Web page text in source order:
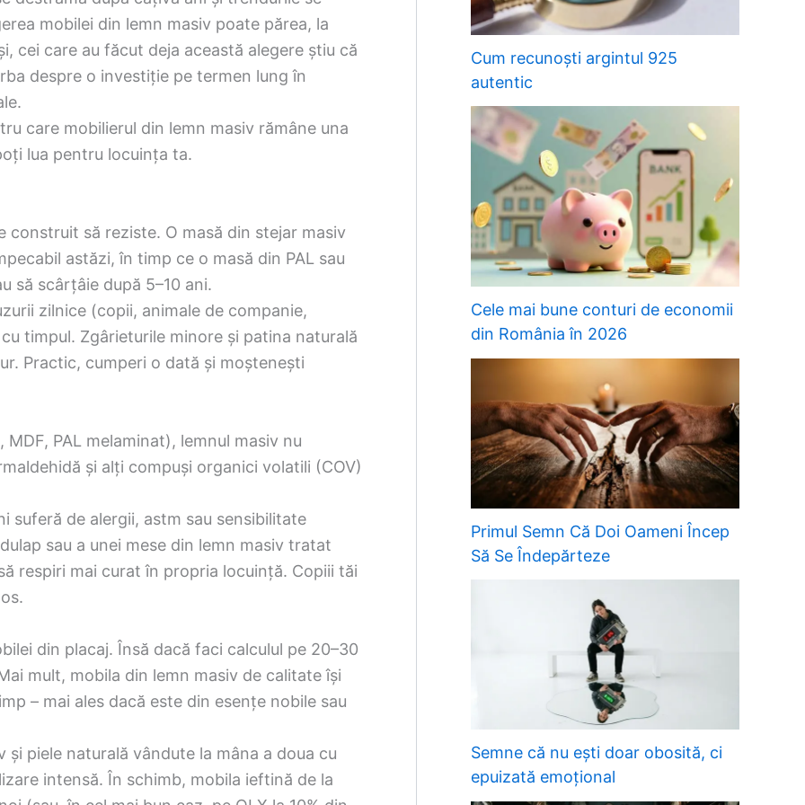
mobilei din lemn masiv poate părea, la
cei care au făcut deja această alegere știu că
despre o investiție pe termen lung în
care mobilierul din lemn masiv rămâne una
lua pentru locuința ta.
construit să reziste. O masă din stejar masiv
astăzi, în timp ce o masă din PAL sau
să scârțâie după 5–10 ani.
zilnice (copii, animale de companie,
timpul. Zgârieturile minore și patina naturală
Practic, cumperi o dată și moștenești
PAL melaminat), lemnul masiv nu
și alți compuși organici volatili (COV)
suferă de alergii, astm sau sensibilitate
sau a unei mese din lemn masiv tratat
respiri mai curat în propria locuință. Copiii tăi
din placaj. Însă dacă faci calculul pe 20–30
mult, mobila din lemn masiv de calitate își
– mai ales dacă este din esențe nobile sau
piele naturală vândute la mâna a doua cu
intensă. În schimb, mobila ieftină de la
Cum recunoști argintul 925
autentic
Cele mai bune conturi de economii
din România în 2026
Primul Semn Că Doi Oameni Încep
Să Se Îndepărteze
Semne că nu ești doar obosită, ci
epuizată emoțional